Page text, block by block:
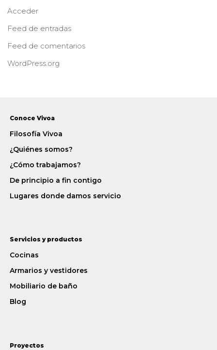
Acceder
Feed de entradas
Feed de comentarios
WordPress.org
Conoce Vivoa
Filosofía Vivoa
¿Quiénes somos?
¿Cómo trabajamos?
De principio a fin contigo
Lugares donde damos servicio
Servicios y productos
Cocinas
Armarios y vestidores
Mobiliario de baño
Blog
Proyectos